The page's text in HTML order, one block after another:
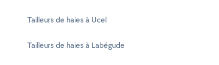
Tailleurs de haies à Ucel
Tailleurs de haies à Labégude